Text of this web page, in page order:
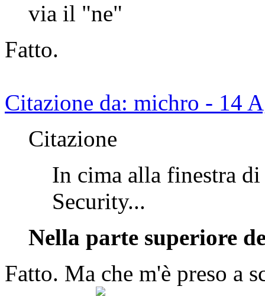
via il "ne"
Fatto.
Citazione da: michro - 14
Citazione
In cima alla finestra
Security...
Nella parte superiore
Fatto. Ma che m'è preso a